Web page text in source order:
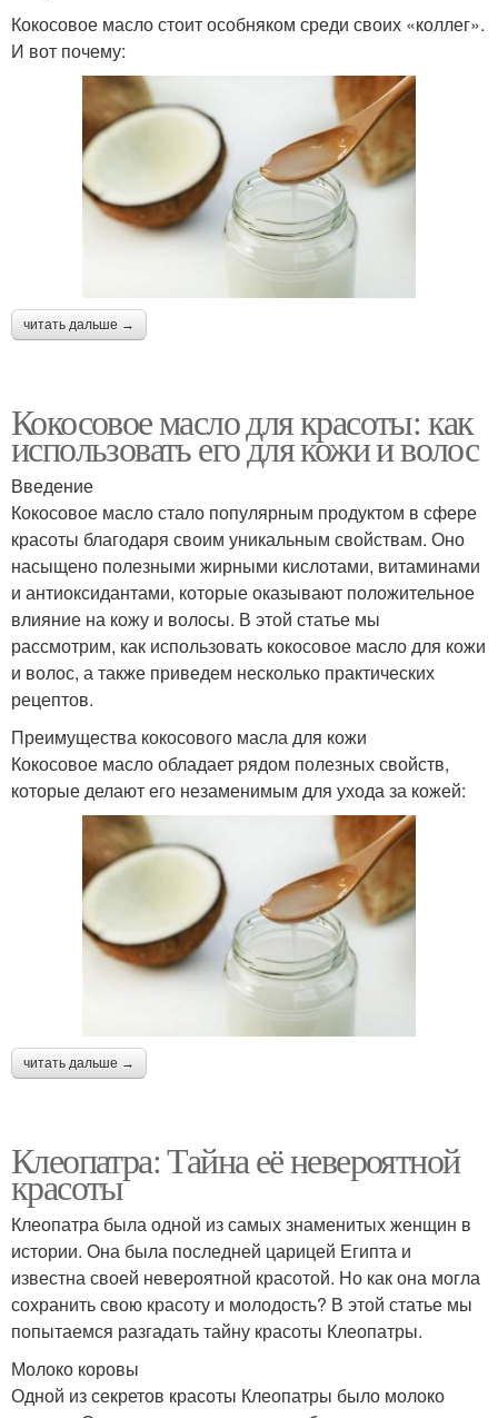
Кокосовое масло стоит особняком среди своих «коллег».
И вот почему:
читать дальше →
Кокосовое масло для красоты: как
использовать его для кожи и волос
Введение
Кокосовое масло стало популярным продуктом в сфере
красоты благодаря своим уникальным свойствам. Оно
насыщено полезными жирными кислотами, витаминами
и антиоксидантами, которые оказывают положительное
влияние на кожу и волосы. В этой статье мы
рассмотрим, как использовать кокосовое масло для кожи
и волос, а также приведем несколько практических
рецептов.
Преимущества кокосового масла для кожи
Кокосовое масло обладает рядом полезных свойств,
которые делают его незаменимым для ухода за кожей:
читать дальше →
Клеопатра: Тайна её невероятной
красоты
Клеопатра была одной из самых знаменитых женщин в
истории. Она была последней царицей Египта и
известна своей невероятной красотой. Но как она могла
сохранить свою красоту и молодость? В этой статье мы
попытаемся разгадать тайну красоты Клеопатры.
Молоко коровы
Одной из секретов красоты Клеопатры было молоко